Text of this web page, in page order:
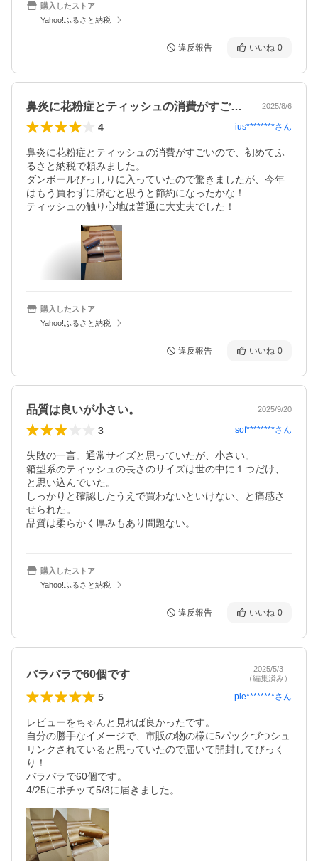
購入したストア
Yahoo!ふるさと納税
違反報告 いいね 0
鼻炎に花粉症とティッシュの消費がすごい… 2025/8/6
4 ius********さん
鼻炎に花粉症とティッシュの消費がすごいので、初めてふ
るさと納税で頼みました。
ダンボールびっしりに入っていたので驚きましたが、今年
はもう買わずに済むと思うと節約になったかな！
ティッシュの触り心地は普通に大丈夫でした！
購入したストア
Yahoo!ふるさと納税
違反報告 いいね 0
品質は良いが小さい。 2025/9/20
3 sof********さん
失敗の一言。通常サイズと思っていたが、小さい。
箱型系のティッシュの長さのサイズは世の中に１つだけ、
と思い込んでいた。
しっかりと確認したうえで買わないといけない、と痛感さ
せられた。
品質は柔らかく厚みもあり問題ない。
購入したストア
Yahoo!ふるさと納税
違反報告 いいね 0
バラバラで60個です
2025/5/3
（編集済み）
5 ple********さん
レビューをちゃんと見れば良かったです。
自分の勝手なイメージで、市販の物の様に5パックづつシュ
リンクされていると思っていたので届いて開封してびっく
り！
バラバラで60個です。
4/25にポチッて5/3に届きました。